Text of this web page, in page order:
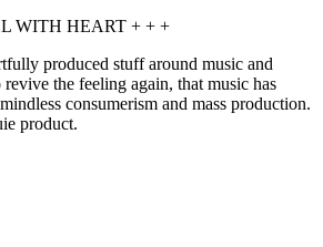
WITH HEART + + +
produced stuff around music and
the feeling again, that music has
consumerism and mass production.
product.